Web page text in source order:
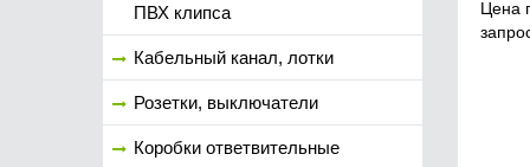
ПВХ клипса
Кабельный канал, лотки
Розетки, выключатели
Коробки ответвительные
Цена